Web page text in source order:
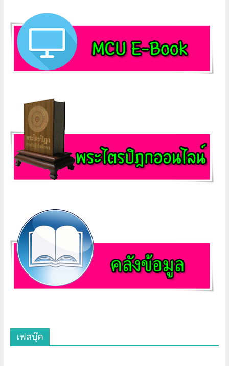
เฟสบุ๊ค